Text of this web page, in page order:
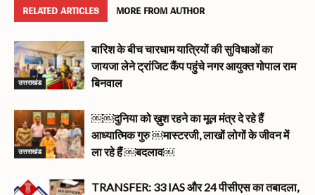
RELATED ARTICLES MORE FROM AUTHOR
उत्तराखंड
बारिश के बीच चारधाम यात्रियों की सुविधाओं का
जायजा लेने ट्रांजिट कैंप पहुंचे नगर आयुक्त गोपाल राम
बिनवाल
उत्तराखंड
￼￼दुनिया को ख़ुश रहने का मूल मंत्र दे रहे हैं
आध्यात्मिक गुरु ￼मास्टरजी, लाखों लोगों के जीवन में
ला रहे हैं ￼बदलाव￼
TRANSFER: 33 IAS और 24 पीसीएस का तबादला,